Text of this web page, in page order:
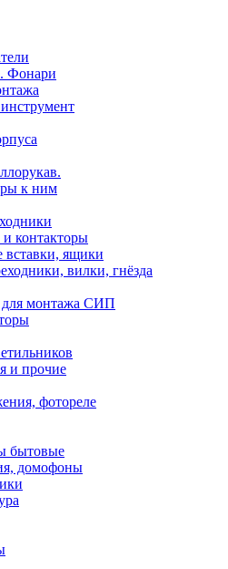
Фонари
к ним
и контакторы
вставки, ящики
вилки, гнёзда
для монтажа СИП
и прочие
фотореле
бытовые
домофоны